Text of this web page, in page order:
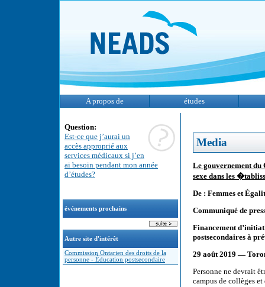
A propos de études
Question:
Est-ce que j’aurai un
accès approprié aux
services médicaux si j’en
ai besoin pendant mon année
d’études?
événements prochains
Autre site d'intérêt
Commission Ontarien des droits de la
personne - Éducation postsecondaire
Media
Le gouvernement
sexe dans les
De : Femmes et
Communiqué de
Financement
postsecondaires à
29 août 2019 —
Personne ne devrait
campus de collèges